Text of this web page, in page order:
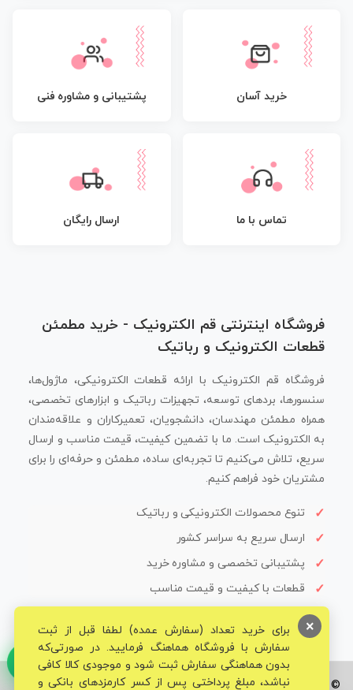
خرید آسان پشتیبانی و مشاوره فنی
تماس با ما ارسال رایگان
فروشگاه اینترنتی قم الکترونیک - خرید مطمئن
قطعات الکترونیک و رباتیک
فروشگاه قم الکترونیک با ارائه قطعات الکترونیکی، ماژول‌ها،
سنسورها، بردهای توسعه، تجهیزات رباتیک و ابزارهای تخصصی،
همراه مطمئن مهندسان، دانشجویان، تعمیرکاران و علاقه‌مندان
به الکترونیک است. ما با تضمین کیفیت، قیمت مناسب و ارسال
سریع، تلاش می‌کنیم تا تجربه‌ای ساده، مطمئن و حرفه‌ای را برای
مشتریان خود فراهم کنیم.
تنوع محصولات الکترونیکی و رباتیک
ارسال سریع به سراسر کشور
پشتیبانی تخصصی و مشاوره خرید
قطعات با کیفیت و قیمت مناسب
© تمامی حقوق برای فروشگاه تخصصی قم الکترونیک محفوظ می‌باشد.
برای خرید تعداد (سفارش عمده) لطفا قبل از ثبت
سفارش با فروشگاه هماهنگ فرمایید. در صورتی‌که
بدون هماهنگی سفارش ثبت شود و موجودی کالا کافی
نباشد، مبلغ پرداختی پس از کسر کارمزدهای بانکی و
×